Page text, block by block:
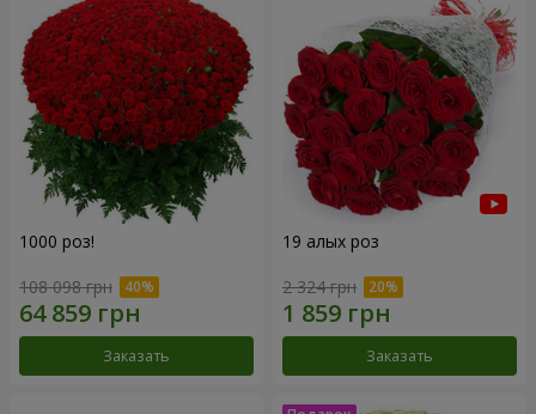
1000 роз!
108 098 грн
Заказать
19 алых роз
2 324 грн
Заказать